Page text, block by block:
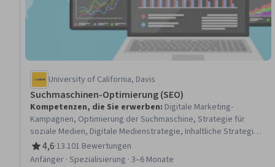
University of California, Davis
Suchmaschinen-Optimierung (SEO)
Kompetenzen, die Sie erwerben: Digitale Marketing-
Kampagnen, Optimierung der Suchmaschine, Strategie für
soziale Medien, Digitale Medienstrategie, Inhaltliche Strategie,
Schlüsselwort-Recherche, Erstellung von Inhalten, Analyse der
Wettbewerber, Stakeholder-Management, Webanalyse und
4,6
Bewertung, 4,6 von 5 Sternen
·13.101 Bewertungen
Anfänger · Spezialisierung · 3–6 Monate